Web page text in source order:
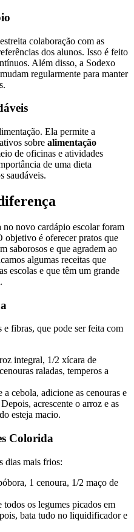
colaboração com as
dos alunos. Isso é feito
Além disso, a Sodexo
regularmente para manter
Ela permite a
sobre alimentação
de oficinas e atividades
de uma dieta
saudáveis.
no novo cardápio escolar foram
objetivo é oferecer pratos que
saborosos e que agradem ao
algumas receitas que
escolas e que têm um grande
fibras, que pode ser feita com
integral, 1/2 xícara de
raladas, temperos a
a cebola, adicione as cenouras e
acrescente o arroz e as
esteja macio.
Colorida
dias mais frios:
1 cenoura, 1/2 maço de
todos os legumes picados em
bata tudo no liquidificador e